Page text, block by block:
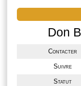
Don
Contacter
Suivre
Statut